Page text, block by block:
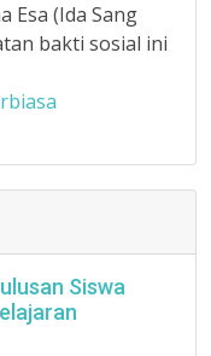
Esa (Ida Sang
bakti sosial ini
Siswa